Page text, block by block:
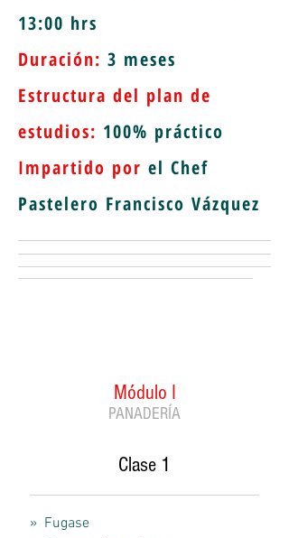
13:00 hrs
Duración: 3 meses
Estructura del plan de
estudios: 100% práctico
Impartido por el Chef
Pastelero Francisco Vázquez
Módulo I
PANADERÍA
Clase 1
» Fugase